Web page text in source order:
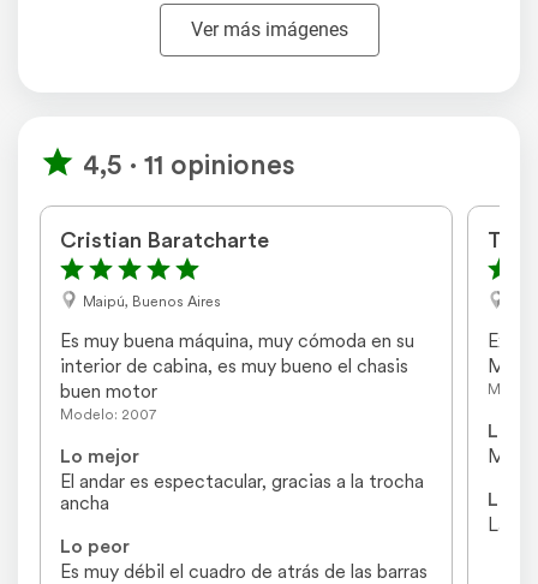
Ver más imágenes
4,5 · 11 opiniones
Cristian Baratcharte
Maipú, Buenos Aires
Es muy buena máquina, muy cómoda en su
interior de cabina, es muy bueno el chasis
buen motor
Modelo: 2007
Lo mejor
El andar es espectacular, gracias a la trocha
ancha
Lo peor
Es muy débil el cuadro de atrás de las barras
Muy
Lo
Muy
Lo
La